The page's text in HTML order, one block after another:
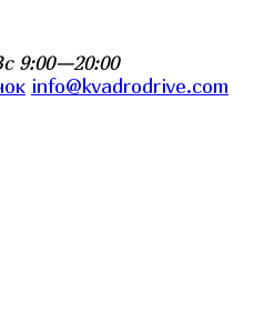
9:00—20:00
info@kvadrodrive.com